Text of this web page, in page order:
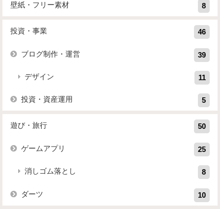
壁紙・フリー素材 8
投資・事業 46
ブログ制作・運営 39
デザイン 11
投資・資産運用 5
遊び・旅行 50
ゲームアプリ 25
消しゴム落とし 8
ダーツ 10